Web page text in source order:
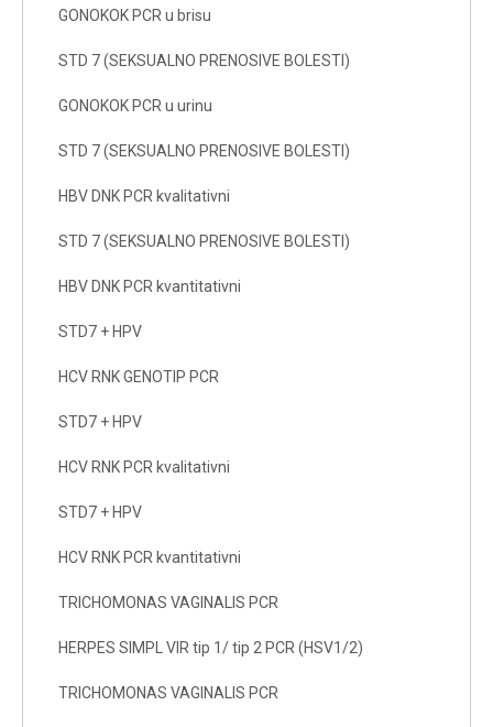
GONOKOK PCR u brisu
STD 7 (SEKSUALNO PRENOSIVE BOLESTI)
GONOKOK PCR u urinu
STD 7 (SEKSUALNO PRENOSIVE BOLESTI)
HBV DNK PCR kvalitativni
STD 7 (SEKSUALNO PRENOSIVE BOLESTI)
HBV DNK PCR kvantitativni
STD7 + HPV
HCV RNK GENOTIP PCR
STD7 + HPV
HCV RNK PCR kvalitativni
STD7 + HPV
HCV RNK PCR kvantitativni
TRICHOMONAS VAGINALIS PCR
HERPES SIMPL VIR tip 1/ tip 2 PCR (HSV1/2)
TRICHOMONAS VAGINALIS PCR